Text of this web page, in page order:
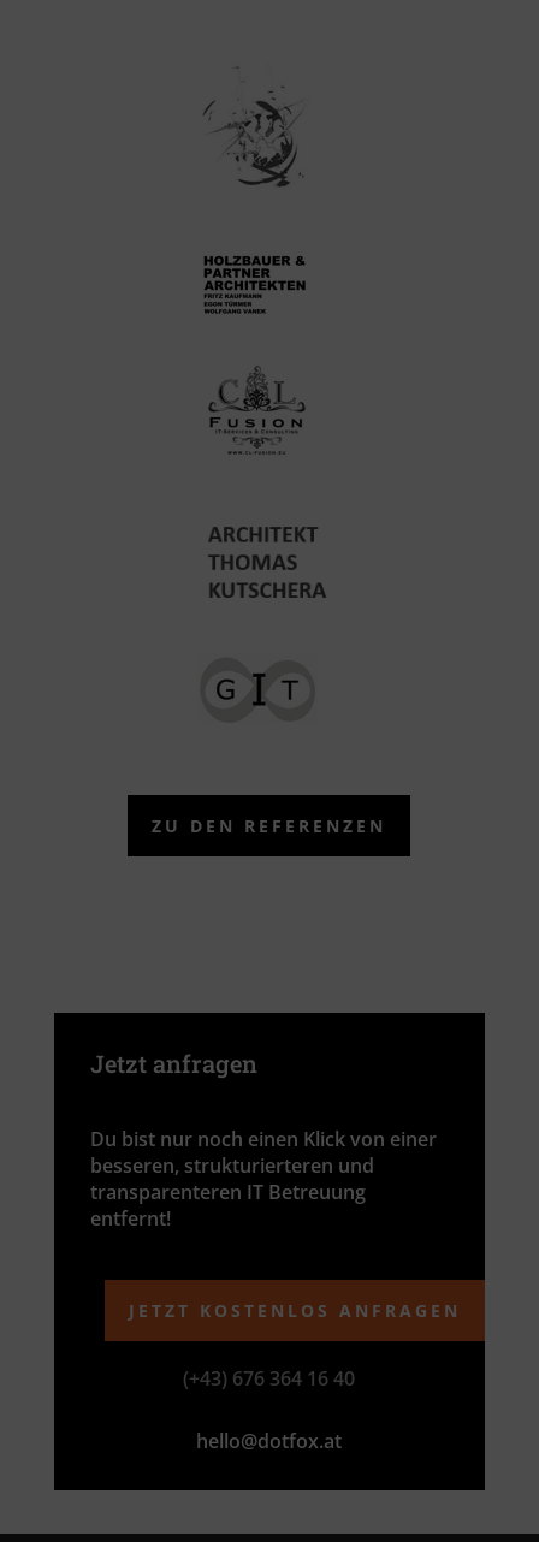
ZU DEN REFERENZEN
Jetzt anfragen
Du bist nur noch einen Klick von einer
besseren, strukturierteren und
transparenteren IT Betreuung
entfernt!
JETZT KOSTENLOS ANFRAGEN
(+43) 676 364 16 40
hello@dotfox.at